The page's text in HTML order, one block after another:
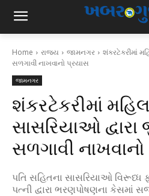
Home રાજ્ય જામનગર
શંકરટેકરીમાં
સળગાવી નાખવાનો પ્રયાસ
જામનગર
શંકરટેકરીમાં
સાસરિયાઓ દ્વારા
સળગાવી
પતિ સહિતના સાસરિયાઓ વિરૂધ્ધ
પત્ની દ્વારા ભરણપોષણના કેસમાં